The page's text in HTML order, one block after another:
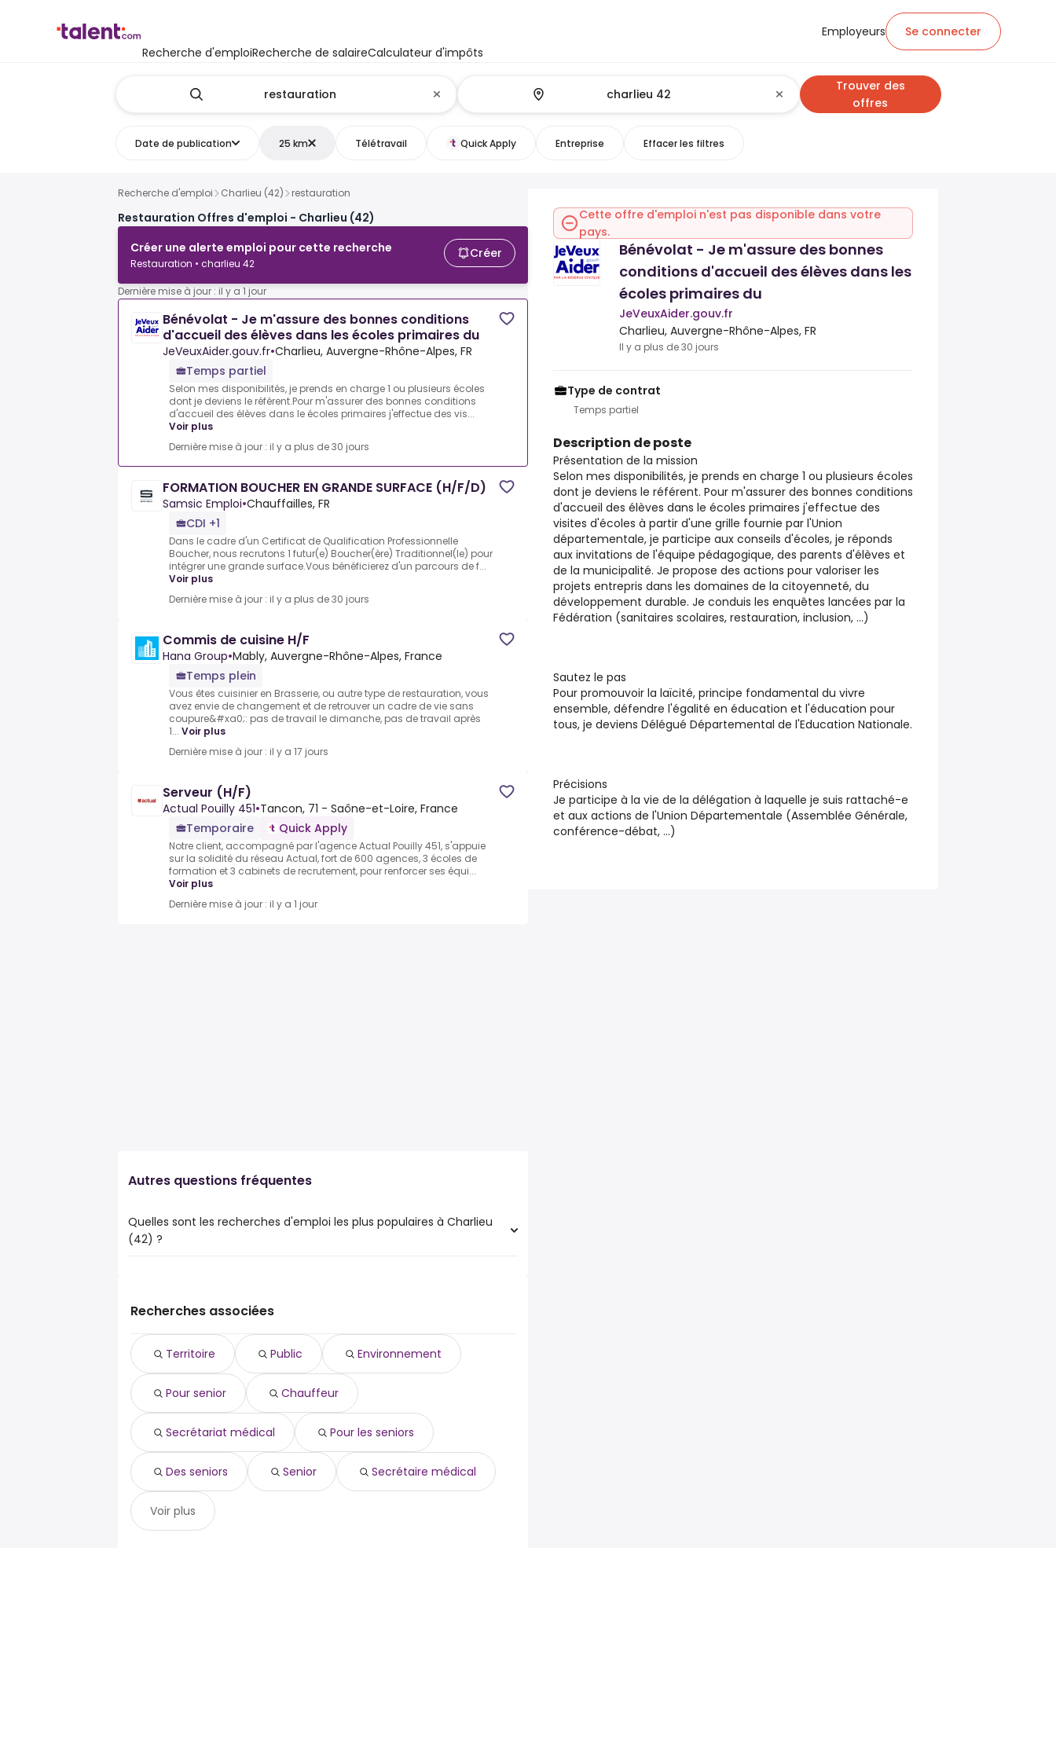
Recherche d'emploiRecherche de salaireCalculateur d'impôts
Employeurs Se connecter
Trouver des
offres
Date de publication 25 km Télétravail Quick Apply Entreprise Effacer les filtres
Recherche d'emploi Charlieu (42) restauration
Restauration Offres d'emploi - Charlieu (42)
Créer une alerte emploi pour cette recherche
Restauration • charlieu 42
Créer
Dernière mise à jour : il y a 1 jour
Bénévolat - Je m'assure des bonnes conditions
d'accueil des élèves dans les écoles primaires du
JeVeuxAider.gouv.fr•Charlieu, Auvergne-Rhône-Alpes, FR
Temps partiel
Selon mes disponibilités, je prends en charge 1 ou plusieurs écoles
dont je deviens le référent.Pour m'assurer des bonnes conditions
d'accueil des élèves dans le écoles primaires j'effectue des vis...
Voir plus
Dernière mise à jour : il y a plus de 30 jours
FORMATION BOUCHER EN GRANDE SURFACE (H/F/D)
Samsic Emploi•Chauffailles, FR
CDI +1
Dans le cadre d'un Certificat de Qualification Professionnelle
Boucher, nous recrutons 1 futur(e) Boucher(ère) Traditionnel(le) pour
intégrer une grande surface.Vous bénéficierez d'un parcours de f...
Voir plus
Dernière mise à jour : il y a plus de 30 jours
Commis de cuisine H/F
Hana Group•Mably, Auvergne-Rhône-Alpes, France
Temps plein
Vous êtes cuisinier en Brasserie, ou autre type de restauration, vous
avez envie de changement et de retrouver un cadre de vie sans
coupure&#xa0;: pas de travail le dimanche, pas de travail après
1... Voir plus
Dernière mise à jour : il y a 17 jours
Serveur (H/F)
Actual Pouilly 451•Tancon, 71 - Saône-et-Loire, France
Temporaire
Quick Apply
Notre client, accompagné par l'agence Actual Pouilly 451, s'appuie
sur la solidité du réseau Actual, fort de 600 agences, 3 écoles de
formation et 3 cabinets de recrutement, pour renforcer ses équi...
Voir plus
Dernière mise à jour : il y a 1 jour
Autres questions fréquentes
Quelles sont les recherches d'emploi les plus populaires à Charlieu
(42) ?
public
chauffeur
secrétariat médical
pour les seniors
des seniors
senior
Recherches associées
Territoire Public Environnement
Pour senior Chauffeur
Secrétariat médical Pour les seniors
Des seniors Senior Secrétaire médical
Voir plus
Cette offre d'emploi n'est pas disponible dans votre
pays.
Bénévolat - Je m'assure des bonnes
conditions d'accueil des élèves dans les
écoles primaires du
JeVeuxAider.gouv.fr
Charlieu, Auvergne-Rhône-Alpes, FR
Il y a plus de 30 jours
Type de contrat
Temps partiel
Description de poste
Présentation de la mission
Selon mes disponibilités, je prends en charge 1 ou plusieurs écoles
dont je deviens le référent. Pour m'assurer des bonnes conditions
d'accueil des élèves dans le écoles primaires j'effectue des
visites d'écoles à partir d'une grille fournie par l'Union
départementale, je participe aux conseils d'écoles, je réponds
aux invitations de l'équipe pédagogique, des parents d'élèves et
de la municipalité. Je propose des actions pour valoriser les
projets entrepris dans les domaines de la citoyenneté, du
développement durable. Je conduis les enquêtes lancées par la
Fédération (sanitaires scolaires, restauration, inclusion, ...)
Sautez le pas
Pour promouvoir la laïcité, principe fondamental du vivre
ensemble, défendre l'égalité en éducation et l'éducation pour
tous, je deviens Délégué Départemental de l'Education Nationale.
Précisions
Je participe à la vie de la délégation à laquelle je suis rattaché-e
et aux actions de l'Union Départementale (Assemblée Générale,
conférence-débat, ...)